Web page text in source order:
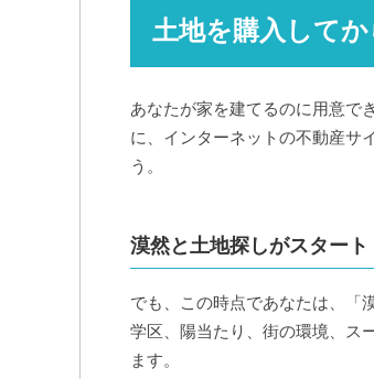
土地を購入して
あなたが家を建てるのに用意で
に、インターネットの不動産サ
う。
漠然と土地探しがスタート
でも、この時点であなたは、「
学区、陽当たり、街の環境、ス
ます。